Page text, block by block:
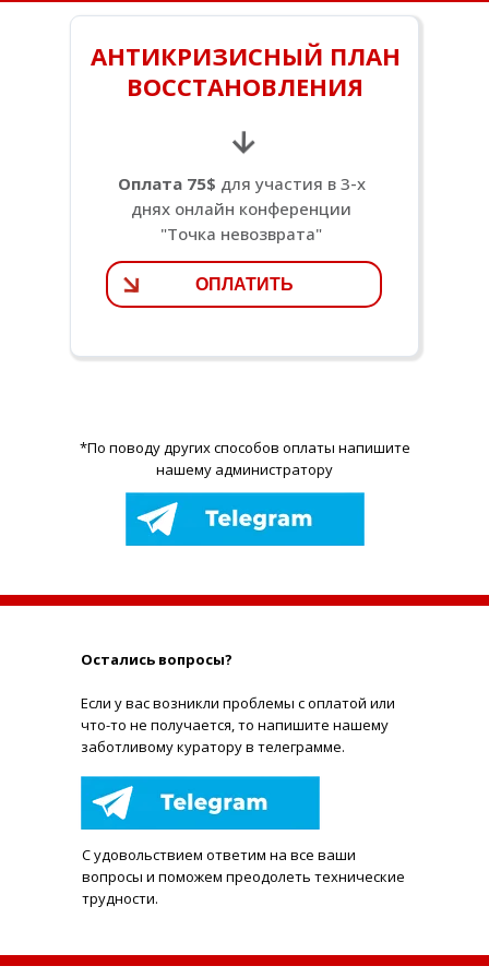
АНТИКРИЗИСНЫЙ ПЛАН
ВОССТАНОВЛЕНИЯ
ОПЛАТИТЬ
Оплата 75$ для участия в 3-х
днях онлайн конференции
"Точка невозврата"
*По поводу других способов оплаты напишите
нашему администратору
Остались вопросы?
Если у вас возникли проблемы с оплатой или
что-то не получается, то напишите нашему
заботливому куратору в телеграмме.
С удовольствием ответим на все ваши
вопросы и поможем преодолеть технические
трудности.